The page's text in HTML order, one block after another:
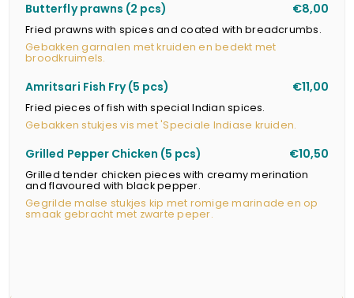
Butterfly prawns (2 pcs) €8,00
Fried prawns with spices and coated with breadcrumbs.
Gebakken garnalen met kruiden en bedekt met
broodkruimels.
Amritsari Fish Fry (5 pcs) €11,00
Fried pieces of fish with special Indian spices.
Gebakken stukjes vis met 'Speciale Indiase kruiden.
Grilled Pepper Chicken (5 pcs) €10,50
Grilled tender chicken pieces with creamy merination
and flavoured with black pepper.
Gegrilde malse stukjes kip met romige marinade en op
smaak gebracht met zwarte peper.